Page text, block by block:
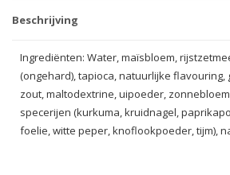
Beschrijving
Ingrediënten: Water, maïsbloem,
(ongehard), tapioca, natuurlijke flavouring,
zout, maltodextrine, uipoeder,
specerijen (kurkuma, kruidnagel,
foelie, witte peper, knoflookpoeder, tijm),